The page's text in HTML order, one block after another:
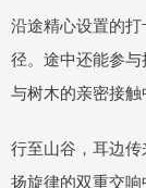
沿途精心设置的
径。途中还能参
与树木的亲密接触
行至山谷，耳边
扬旋律的双重交